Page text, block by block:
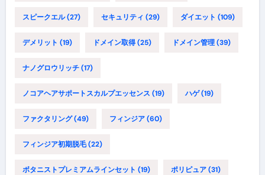
スピークエル(27) セキュリティ (29) ダイエット (109)
デメリット (19) ドメイン取得(25) ドメイン管理(39)
ナノグロウリッチ(17)
ノコアヘアサポートスカルプエッセンス (19) ハゲ(19)
ファクタリング(49) フィンジア(60)
フィンジア初期脱毛(22)
ボタニストプレミアムラインセット (19) ポリピュア(31)